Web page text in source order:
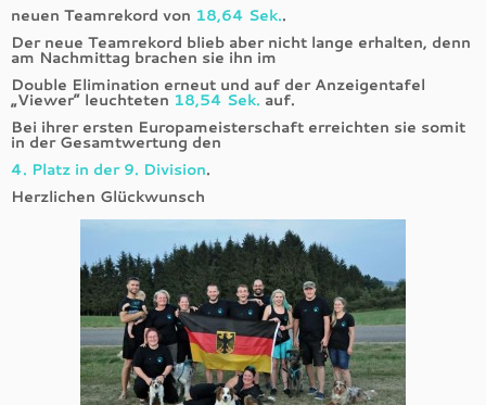
neuen Teamrekord von 18,64 Sek..
Der neue Teamrekord blieb aber nicht lange erhalten, denn
am Nachmittag brachen sie ihn im
Double Elimination erneut und auf der Anzeigentafel
„Viewer“ leuchteten 18,54 Sek. auf.
Bei ihrer ersten Europameisterschaft erreichten sie somit
in der Gesamtwertung den
4. Platz in der 9. Division.
Herzlichen Glückwunsch